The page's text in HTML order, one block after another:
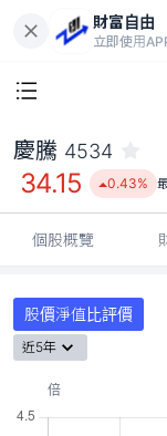
財富自由
立即使用
慶騰 4534
34.15 0.43%
個股概覽
股價淨值比評價
近5年